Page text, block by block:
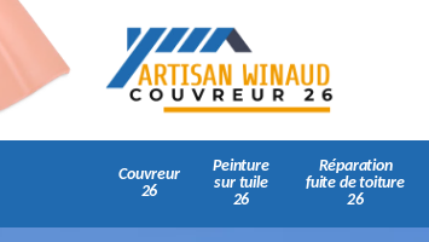
Couvreur
26
Peinture
sur tuile
26
Réparation
fuite de toiture
26